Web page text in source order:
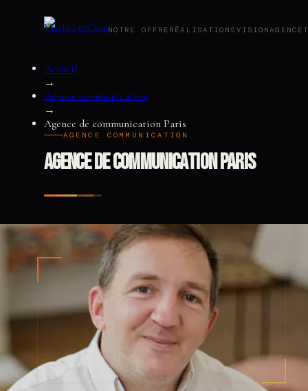
Notre offre
Réalisations
Vision
Agence
Tarifs
Audit SEO
Contact
NOTRE OFFRE RÉALISATIONS VISIONAGENCE
Accueil
→
Agence communication
→
Agence de communication Paris
AGENCE COMMUNICATION
Agence de communication Paris